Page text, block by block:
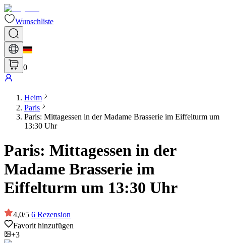
Wunschliste
0
Heim
Paris
Paris: Mittagessen in der Madame Brasserie im Eiffelturm um
13:30 Uhr
Paris: Mittagessen in der
Madame Brasserie im
Eiffelturm um 13:30 Uhr
4,0/5 6 Rezension
Favorit hinzufügen
+3